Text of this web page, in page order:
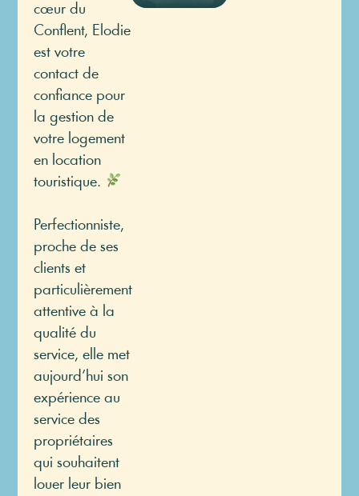
cœur du
Conflent, Elodie
est votre
contact de
confiance pour
la gestion de
votre logement
en location
touristique.
Perfectionniste,
proche de ses
clients et
particulièrement
attentive à la
qualité du
service, elle met
aujourd’hui son
expérience au
service des
propriétaires
qui souhaitent
louer leur bien